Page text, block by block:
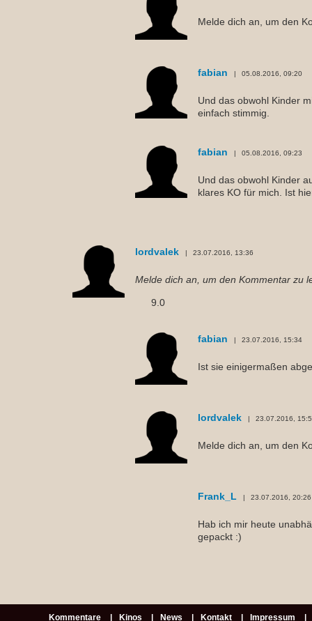
Melde dich an, um den
fabian 05.08.2016, 09:20
Und das obwohl Kinder
einfach stimmig.
fabian 05.08.2016, 09:23
Und das obwohl Kinder
klares KO für mich. Ist
lordvalek 23.07.2016, 13:36
Melde dich an, um den Kommentar zu
9.0
fabian 23.07.2016, 15:34
Ist sie einigermaßen
lordvalek 23.07.2016,
Melde dich an, um den
Frank_L 23.07.2016, 20:26
Hab ich mir heute
gepackt :)
Kommentare Kinos News Kontakt Impressum